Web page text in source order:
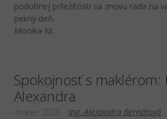
podobnej príležitosti sa znovu rada na
pekný deň.
Monika M.
Spokojnosť s maklérom:
Alexandra
Ing. Alexandra Bernátová
marec 2026